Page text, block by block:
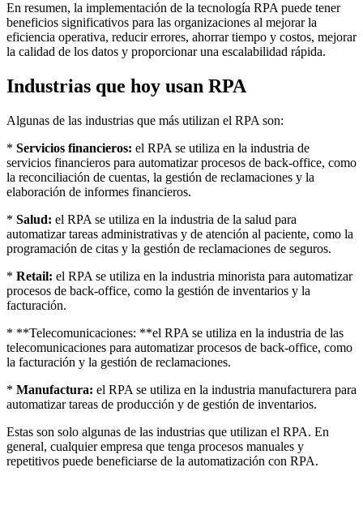
En resumen, la implementación de la tecnología RPA puede tener
beneficios significativos para las organizaciones al mejorar la
eficiencia operativa, reducir errores, ahorrar tiempo y costos, mejorar
la calidad de los datos y proporcionar una escalabilidad rápida.
Industrias que hoy usan RPA
Algunas de las industrias que más utilizan el RPA son:
* Servicios financieros: el RPA se utiliza en la industria de
servicios financieros para automatizar procesos de back-office, como
la reconciliación de cuentas, la gestión de reclamaciones y la
elaboración de informes financieros.
* Salud: el RPA se utiliza en la industria de la salud para
automatizar tareas administrativas y de atención al paciente, como la
programación de citas y la gestión de reclamaciones de seguros.
* Retail: el RPA se utiliza en la industria minorista para automatizar
procesos de back-office, como la gestión de inventarios y la
facturación.
* **Telecomunicaciones: **el RPA se utiliza en la industria de las
telecomunicaciones para automatizar procesos de back-office, como
la facturación y la gestión de reclamaciones.
* Manufactura: el RPA se utiliza en la industria manufacturera para
automatizar tareas de producción y de gestión de inventarios.
Estas son solo algunas de las industrias que utilizan el RPA. En
general, cualquier empresa que tenga procesos manuales y
repetitivos puede beneficiarse de la automatización con RPA.